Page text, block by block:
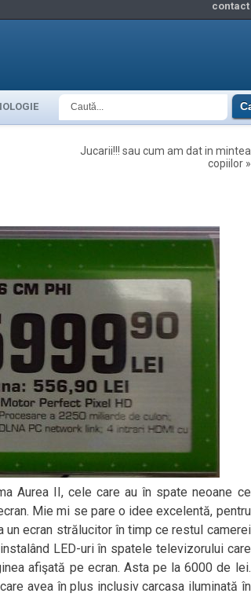
contact
Jucarii!!! sau cum am dat in mintea
copiilor»
Aurea II, cele care au în spate neoane ce
Mie mi se pare o idee excelentă, pentru
ecran strălucitor în timp ce restul camerei
LED-uri în spatele televizorului care
afişată pe ecran. Asta pe la 6000 de lei.
avea în plus inclusiv carcasa iluminată în